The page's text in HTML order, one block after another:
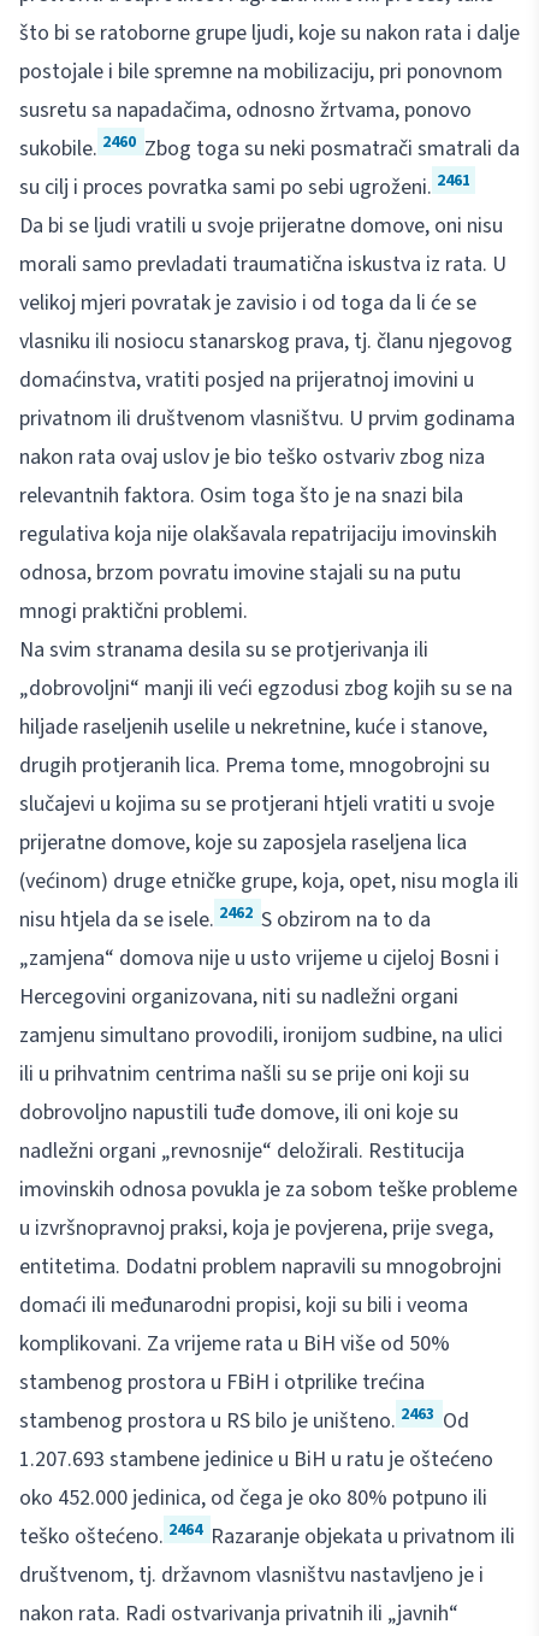
što bi se ratoborne grupe ljudi, koje su nakon rata i dalje
postojale i bile spremne na mobilizaciju, pri ponovnom
susretu sa napadačima, odnosno žrtvama, ponovo
sukobile. 2460 Zbog toga su neki posmatrači smatrali da
su cilj i proces povratka sami po sebi ugroženi. 2461
Da bi se ljudi vratili u svoje prijeratne domove, oni nisu
morali samo prevladati traumatična iskustva iz rata. U
velikoj mjeri povratak je zavisio i od toga da li će se
vlasniku ili nosiocu stanarskog prava, tj. članu njegovog
domaćinstva, vratiti posjed na prijeratnoj imovini u
privatnom ili društvenom vlasništvu. U prvim godinama
nakon rata ovaj uslov je bio teško ostvariv zbog niza
relevantnih faktora. Osim toga što je na snazi bila
regulativa koja nije olakšavala repatrijaciju imovinskih
odnosa, brzom povratu imovine stajali su na putu
mnogi praktični problemi.
Na svim stranama desila su se protjerivanja ili
„dobrovoljni“ manji ili veći egzodusi zbog kojih su se na
hiljade raseljenih uselile u nekretnine, kuće i stanove,
drugih protjeranih lica. Prema tome, mnogobrojni su
slučajevi u kojima su se protjerani htjeli vratiti u svoje
prijeratne domove, koje su zaposjela raseljena lica
(većinom) druge etničke grupe, koja, opet, nisu mogla ili
nisu htjela da se isele. 2462 S obzirom na to da
„zamjena“ domova nije u usto vrijeme u cijeloj Bosni i
Hercegovini organizovana, niti su nadležni organi
zamjenu simultano provodili, ironijom sudbine, na ulici
ili u prihvatnim centrima našli su se prije oni koji su
dobrovoljno napustili tuđe domove, ili oni koje su
nadležni organi „revnosnije“ deložirali. Restitucija
imovinskih odnosa povukla je za sobom teške probleme
u izvršnopravnoj praksi, koja je povjerena, prije svega,
entitetima. Dodatni problem napravili su mnogobrojni
domaći ili međunarodni propisi, koji su bili i veoma
komplikovani. Za vrijeme rata u BiH više od 50%
stambenog prostora u FBiH i otprilike trećina
stambenog prostora u RS bilo je uništeno. 2463 Od
1.207.693 stambene jedinice u BiH u ratu je oštećeno
oko 452.000 jedinica, od čega je oko 80% potpuno ili
teško oštećeno. 2464 Razaranje objekata u privatnom ili
društvenom, tj. državnom vlasništvu nastavljeno je i
nakon rata. Radi ostvarivanja privatnih ili „javnih“